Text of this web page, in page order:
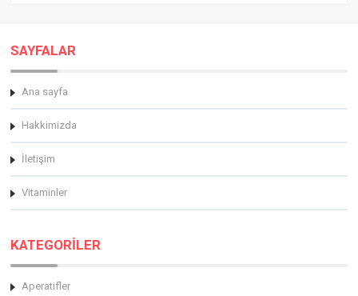
SAYFALAR
Ana sayfa
Hakkimizda
İletişim
Vitaminler
KATEGORİLER
Aperatifler